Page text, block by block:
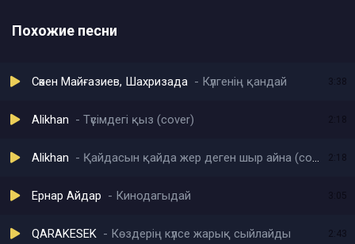
Похожие песни
Сәкен Майғазиев, Шахризада Күлгенің қандай 3:38
Alikhan Түсімдегі қыз (cover)
Alikhan Қайдасын қайда жер деген шыр айна (cover) 2:18
Ернар Айдар Кинодагыдай
QARAKESEK Көздерің күлсе жарық сыйлайды 2:43